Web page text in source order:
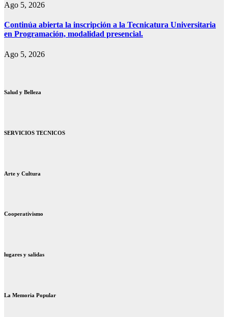
Ago 5, 2026
Continúa abierta la inscripción a la Tecnicatura Universitaria
en Programación, modalidad presencial.
Ago 5, 2026
Salud y Belleza
SERVICIOS TECNICOS
Arte y Cultura
Cooperativismo
lugares y salidas
La Memoria Popular